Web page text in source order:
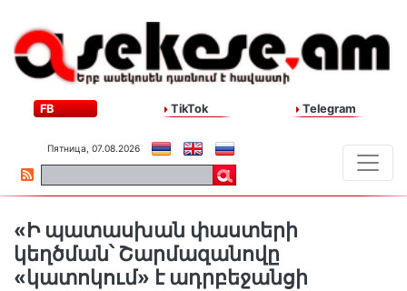
FB TikTok Telegram
Пятница, 07.08.2026
«Ի պատասխան փաստերի
կեղծման՝ Շարմազանովը
«կատոկում» է ադրբեջանցի